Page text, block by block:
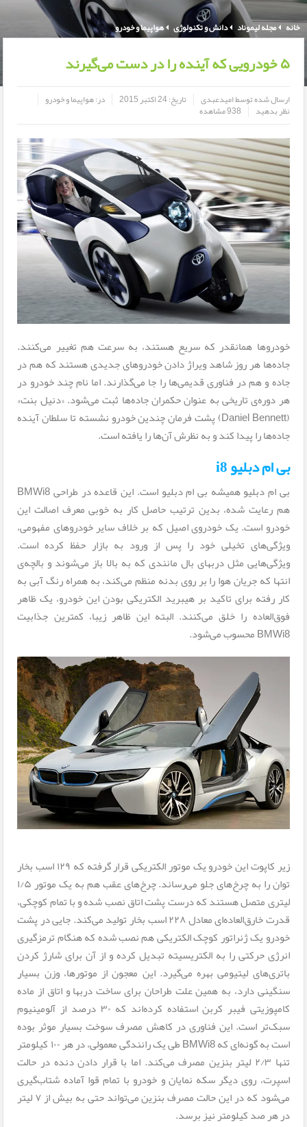
خانه مجله لیموناد دانش و تکنولوژی هواپیما و خودرو
۵ خودرویی که آینده را در دست می‌گیرند
ارسال شده توسطامیدعبدی تاریخ:24 اکتبر 2015 در:هواپیما و خودرو
نظر بدهید 938 مشاهده
خودروها همانقدر که سریع هستند، به سرعت هم تغییر می‌کنند.
جاده‌ها هر روز شاهد ویراژ دادن خودروهای جدیدی هستند که هم در
جاده و هم در فناوری قدیمی‌ها را جا می‌گذارند. اما نام چند خودرو در
هر دوره‌ی تاریخی به عنوان حکمران جاده‌ها ثبت می‌شود. «دنیل بنت»
(Daniel Bennett) پشت فرمان چندین خودرو نشسته تا سلطان آینده
جاده‌ها را پیدا کند و به نظرش آن‌ها را یافته است.
بی ام دبلیو i8
بی ام دبلیو همیشه بی ام دبلیو است. این قاعده در طراحی BMWi8
هم رعایت شده، بدین ترتیب حاصل کار به خوبی معرف اصالت این
خودرو است. یک خودروی اصیل که بر خلاف سایر خودروهای مفهومی،
ویژگی‌های تخیلی خود را پس از ورود به بازار حفظ کرده است.
ویژگی‌هایی مثل دربهای بال مانندی که به بالا باز می‌شوند و بالچه‌ی
انتها که جریان هوا را بر روی بدنه منظم می‌کند، به همراه رنگ آبی به
کار رفته برای تاکید بر هیبرید الکتریکی بودن این خودرو، یک ظاهر
فوق‌العاده را خلق می‌کنند. البته این ظاهر زیبا، کمترین جذابیت
BMWi8 محسوب می‌شود.
زیر کاپوت این خودرو یک موتور الکتریکی قرار گرفته که ۱۲۹ اسب بخار
توان را به چرخ‌های جلو می‌رساند. چرخ‌های عقب هم به یک موتور ۱/۵
لیتری متصل هستند که درست پشت اتاق نصب شده و با تمام کوچکی،
قدرت خارق‌العاده‌ای معادل ۲۲۸ اسب بخار تولید می‌کند. جایی در پشت
خودرو یک ژنراتور کوچک الکتریکی هم نصب شده که هنگام ترمزگیری
انرژی حرکتی را به الکتریسیته تبدیل کرده و از آن برای شارژ کردن
باتری‌های لیتیومی بهره می‌گیرد. این معجون از موتورها، وزن بسیار
سنگینی دارد، به همین علت طراحان برای ساخت دربها و اتاق از ماده
کامپوزیتی فیبر کربن استفاده کرده‌اند که ۳۰ درصد از آلومینیوم
سبک‌تر است. این فناوری در کاهش مصرف سوخت بسیار موثر بوده
است به گونه‌ای که BMWi8 طی یک رانندگی معمولی، در هر ۱۰۰ کیلومتر
تنها ۲/۳ لیتر بنزین مصرف می‌کند. اما با قرار دادن دنده در حالت
اسپرت، روی دیگر سکه نمایان و خودرو با تمام قوا آماده شتاب‌گیری
می‌شود که در این حالت مصرف بنزین می‌تواند حتی به بیش از ۷ لیتر
در هر صد کیلومتر نیز برسد.